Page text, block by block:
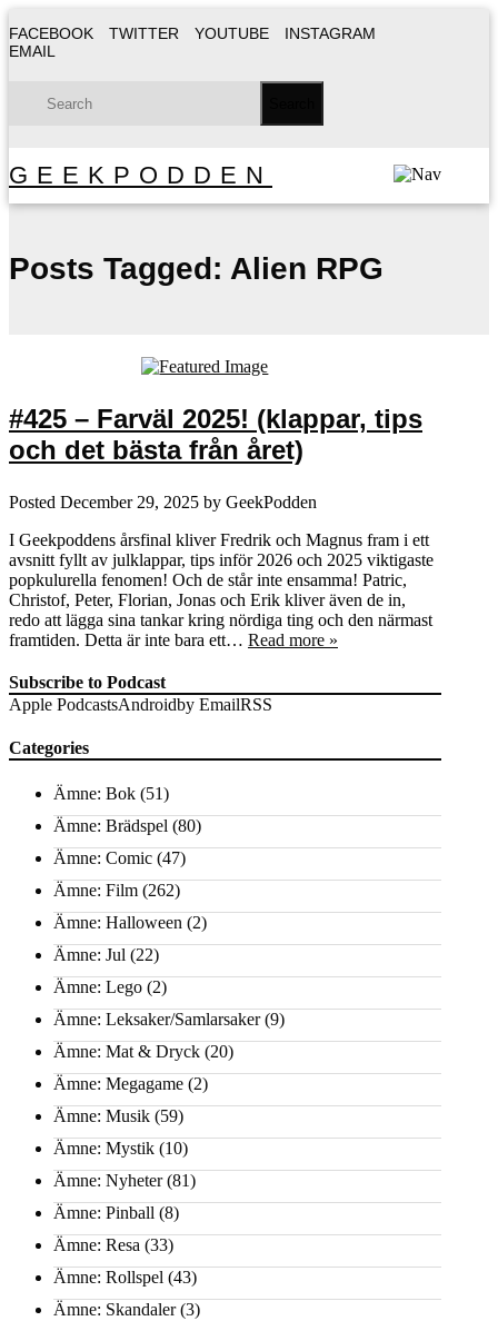
FACEBOOK TWITTER YOUTUBE
INSTAGRAM
EMAIL
GEEKPODDEN
Posts Tagged: Alien RPG
#425 – Farväl 2025! (klappar, tips
och det bästa från året)
Posted December 29, 2025 by GeekPodden
I Geekpoddens årsfinal kliver Fredrik och Magnus fram i ett
avsnitt fyllt av julklappar, tips inför 2026 och 2025 viktigaste
popkulurella fenomen! Och de står inte ensamma! Patric,
Christof, Peter, Florian, Jonas och Erik kliver även de in,
redo att lägga sina tankar kring nördiga ting och den närmast
framtiden. Detta är inte bara ett… Read more »
Subscribe to Podcast
Apple PodcastsAndroidby EmailRSS
Categories
Ämne: Bok (51)
Ämne: Brädspel (80)
Ämne: Comic (47)
Ämne: Film (262)
Ämne: Halloween (2)
Ämne: Jul (22)
Ämne: Lego (2)
Ämne: Leksaker/Samlarsaker(9)
Ämne: Mat & Dryck (20)
Ämne: Megagame (2)
Ämne: Musik (59)
Ämne: Mystik (10)
Ämne: Nyheter(81)
Ämne: Pinball (8)
Ämne: Resa (33)
Ämne: Rollspel (43)
Ämne: Skandaler(3)